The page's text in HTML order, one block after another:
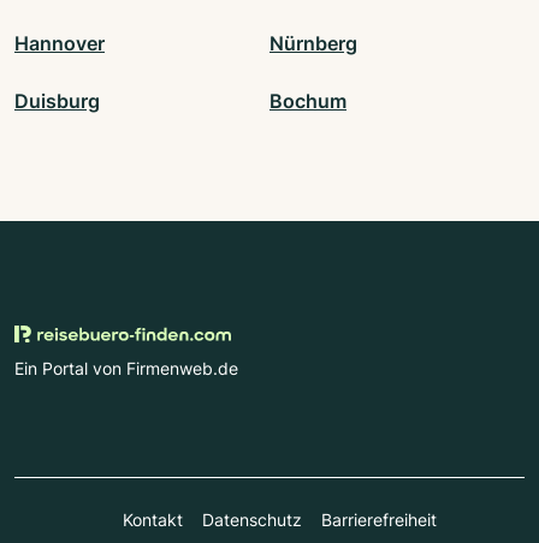
Hannover Nürnberg
Duisburg Bochum
Ein Portal von Firmenweb.de
Kontakt Datenschutz Barrierefreiheit